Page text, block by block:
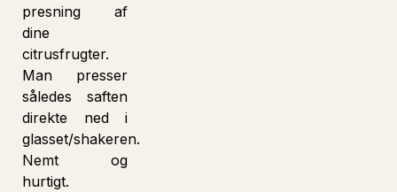
presning af
dine
citrusfrugter.
Man presser
således saften
direkte ned i
glasset/shakeren.
Nemt og
hurtigt.